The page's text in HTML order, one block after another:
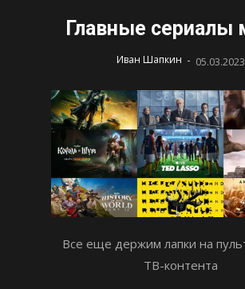
Главные сериалы
Иван Шапкин - 05.03.2023
Все еще держим лапки на
ТВ-контента